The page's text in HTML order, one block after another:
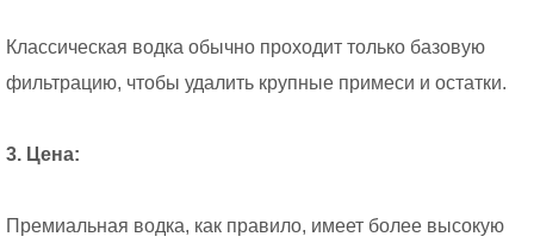
Классическая водка обычно проходит только базовую
фильтрацию, чтобы удалить крупные примеси и остатки.
3. Цена:
Премиальная водка, как правило, имеет более высокую